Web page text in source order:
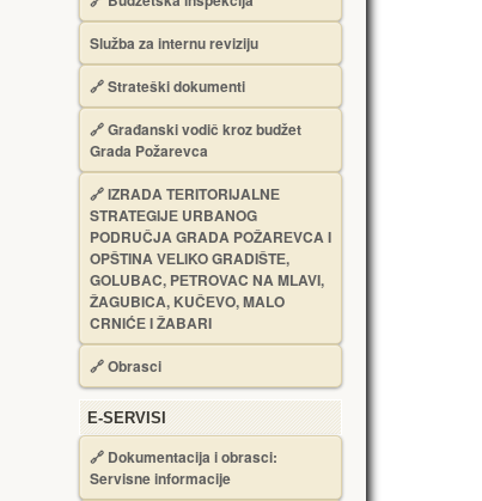
Služba za internu reviziju
🔗Strateški dokumenti
🔗Građanski vodič kroz budžet
Grada Požarevca
🔗IZRADA TЕRITORIJALNЕ
STRATЕGIJЕ URBANOG
PODRUČJA GRADA POŽARЕVCA I
OPŠTINA VЕLIKO GRADIŠTЕ,
GOLUBAC, PЕTROVAC NA MLAVI,
ŽAGUBICA, KUČЕVO, MALO
CRNIĆЕ I ŽABARI
🔗Obrasci
Е-SERVISI
🔗 Dokumentacija i obrasci:
Servisne informacije